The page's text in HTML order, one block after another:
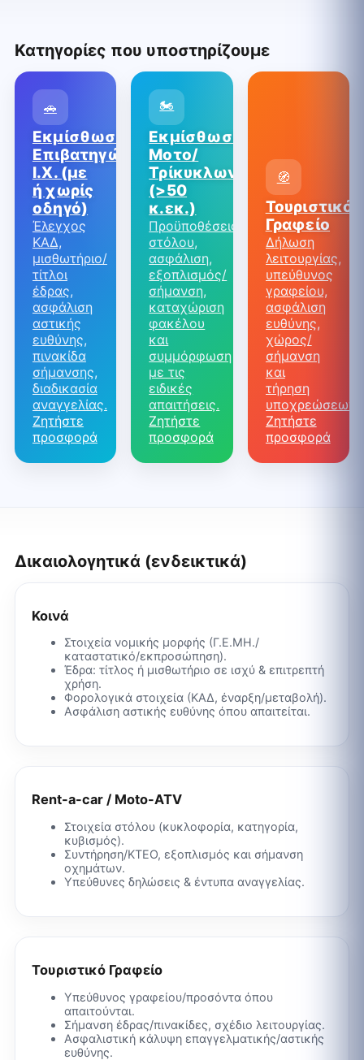
Κατηγορίες που υποστηρίζουμε
🚗
Εκμίσθωση
Επιβατηγών
Ι.Χ. (με
ή χωρίς
οδηγό)
Έλεγχος
ΚΑΔ,
μισθωτήριο/
τίτλοι
έδρας,
ασφάλιση
αστικής
ευθύνης,
πινακίδα
σήμανσης,
διαδικασία
αναγγελίας.
Ζητήστε
προσφορά
🏍️
Εκμίσθωση
Μοτο/
Τρίκυκλων/ATV
(>50
κ.εκ.)
Προϋποθέσεις
στόλου,
ασφάλιση,
εξοπλισμός/
σήμανση,
καταχώριση
φακέλου
και
συμμόρφωση
με τις
ειδικές
απαιτήσεις.
Ζητήστε
προσφορά
🧭
Τουριστικό
Γραφείο
Δήλωση
λειτουργίας,
υπεύθυνος
γραφείου,
ασφάλιση
ευθύνης,
χώρος/
σήμανση
και
τήρηση
υποχρεώσεων.
Ζητήστε
προσφορά
Δικαιολογητικά (ενδεικτικά)
Κοινά
Στοιχεία νομικής μορφής (Γ.Ε.ΜΗ./
καταστατικό/εκπροσώπηση).
Έδρα: τίτλος ή μισθωτήριο σε ισχύ & επιτρεπτή
χρήση.
Φορολογικά στοιχεία (ΚΑΔ, έναρξη/μεταβολή).
Ασφάλιση αστικής ευθύνης όπου απαιτείται.
Rent-a-car / Moto-ATV
Στοιχεία στόλου (κυκλοφορία, κατηγορία,
κυβισμός).
Συντήρηση/ΚΤΕΟ, εξοπλισμός και σήμανση
οχημάτων.
Υπεύθυνες δηλώσεις & έντυπα αναγγελίας.
Τουριστικό Γραφείο
Υπεύθυνος γραφείου/προσόντα όπου
απαιτούνται.
Σήμανση έδρας/πινακίδες, σχέδιο λειτουργίας.
Ασφαλιστική κάλυψη επαγγελματικής/αστικής
ευθύνης.